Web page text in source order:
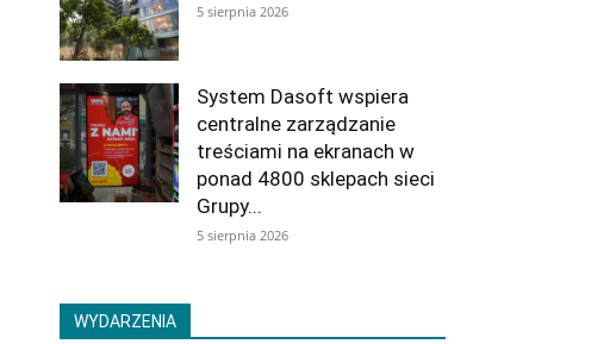
5 sierpnia 2026
System Dasoft wspiera
centralne zarządzanie
treściami na ekranach w
ponad 4800 sklepach sieci
Grupy...
5 sierpnia 2026
WYDARZENIA